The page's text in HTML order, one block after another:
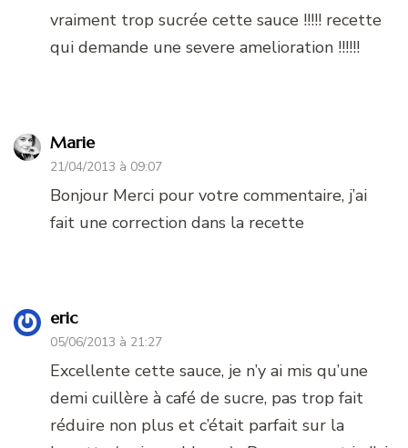
vraiment trop sucrée cette sauce !!!!! recette
qui demande une severe amelioration !!!!!!
Marie
21/04/2013 à 09:07
Bonjour Merci pour votre commentaire, j’ai
fait une correction dans la recette
eric
05/06/2013 à 21:27
Excellente cette sauce, je n’y ai mis qu’une
demi cuillère à café de sucre, pas trop fait
réduire non plus et c’était parfait sur la